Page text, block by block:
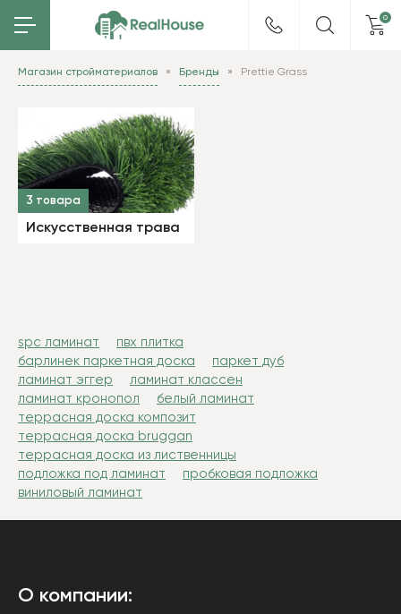
0
Магазин стройматериалов Бренды Prettie Grass
3 товара
Искусственная трава
spc ламинат
пвх плитка
барлинек паркетная доска
паркет дуб
ламинат эггер
ламинат классен
ламинат кронопол
белый ламинат
террасная доска композит
террасная доска bruggan
террасная доска из лиственницы
подложка под ламинат
пробковая подложка
виниловый ламинат
О компании: